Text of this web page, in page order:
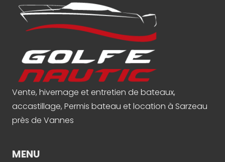
Vente, hivernage et entretien de bateaux,
accastillage, Permis bateau et location à Sarzeau
près de Vannes
MENU